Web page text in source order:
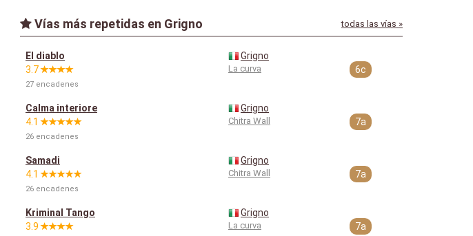
Vías más repetidas en Grigno todas las vías »
El diablo
3.7
27 encadenes
Grigno
La curva 6c
Calma interiore
4.1
26 encadenes
Grigno
Chitra Wall 7a
Samadi
4.1
26 encadenes
Grigno
Chitra Wall 7a
Kriminal Tango
3.9
Grigno
La curva 7a